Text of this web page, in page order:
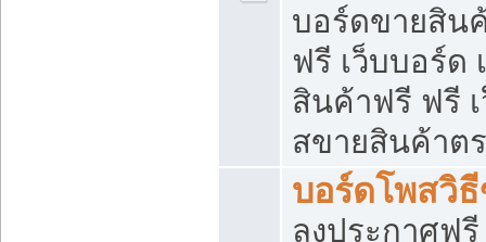
บอร์ดขายสิน
ฟรี เว็บบอร์ด
สินค้าฟรี ฟรี
สขายสินค้าต
บอร์ดโพสวิ
ลงประกาศฟรี